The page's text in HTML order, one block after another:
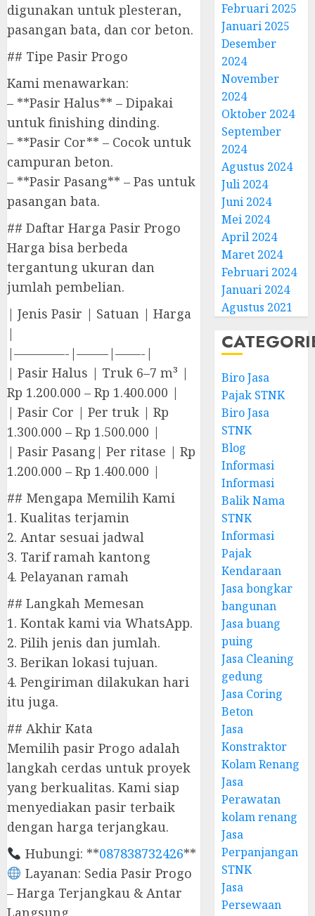
digunakan untuk plesteran,
pasangan bata, dan cor beton.
## Tipe Pasir Progo
Kami menawarkan:
– **Pasir Halus** – Dipakai
untuk finishing dinding.
– **Pasir Cor** – Cocok untuk
campuran beton.
– **Pasir Pasang** – Pas untuk
pasangan bata.
## Daftar Harga Pasir Progo
Harga bisa berbeda
tergantung ukuran dan
jumlah pembelian.
| Jenis Pasir | Satuan | Harga
|
|————-|——–|——-|
| Pasir Halus | Truk 6–7 m³ |
Rp 1.200.000 – Rp 1.400.000 |
| Pasir Cor | Per truk | Rp
1.300.000 – Rp 1.500.000 |
| Pasir Pasang| Per ritase | Rp
1.200.000 – Rp 1.400.000 |
## Mengapa Memilih Kami
1. Kualitas terjamin
2. Antar sesuai jadwal
3. Tarif ramah kantong
4. Pelayanan ramah
## Langkah Memesan
1. Kontak kami via WhatsApp.
2. Pilih jenis dan jumlah.
3. Berikan lokasi tujuan.
4. Pengiriman dilakukan hari
itu juga.
## Akhir Kata
Memilih pasir Progo adalah
langkah cerdas untuk proyek
yang berkualitas. Kami siap
menyediakan pasir terbaik
dengan harga terjangkau.
Hubungi: **087838732426**
Layanan: Sedia Pasir Progo
– Harga Terjangkau & Antar
Februari 2025
Januari 2025
Desember
2024
November
2024
Oktober 2024
September
2024
Agustus 2024
Juli 2024
Juni 2024
Mei 2024
April 2024
Maret 2024
Februari 2024
Januari 2024
Agustus 2021
Biro Jasa
Pajak STNK
Biro Jasa
STNK
Blog
Informasi
Informasi
Balik Nama
STNK
Informasi
Pajak
Kendaraan
Jasa bongkar
bangunan
Jasa buang
puing
Jasa Cleaning
gedung
Jasa Coring
Beton
Jasa
Konstraktor
Kolam Renang
Jasa
Perawatan
kolam renang
Jasa
Perpanjangan
STNK
Jasa
Persewaan